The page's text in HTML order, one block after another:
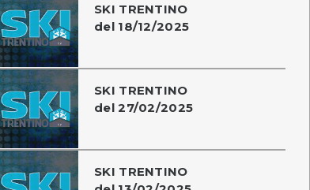
SKI TRENTINO
del 18/12/2025
SKI TRENTINO
del 27/02/2025
SKI TRENTINO